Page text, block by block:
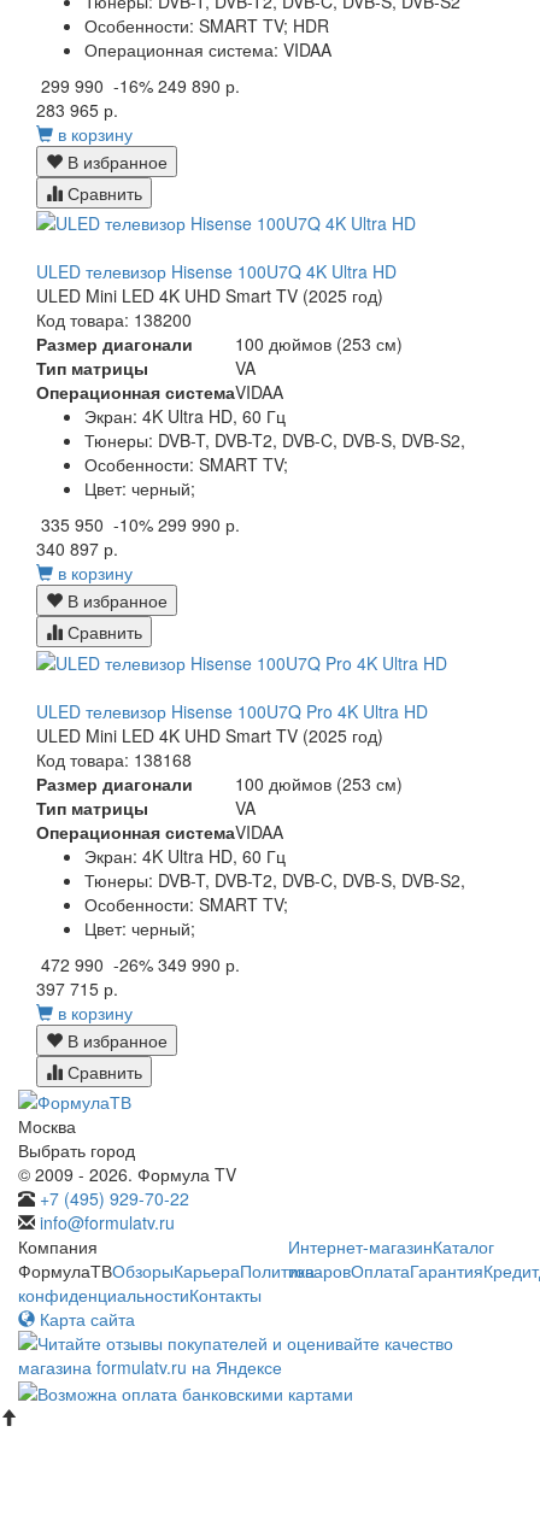
Особенности: SMART TV; HDR
Операционная система: VIDAA
299 990 -16% 249 890 р.
283 965 р.
в корзину
В избранное
Сравнить
ULED телевизор Hisense 100U7Q 4K Ultra HD
ULED Mini LED 4K UHD Smart TV (2025 год)
Код товара: 138200
Размер диагонали
100 дюймов (253 см)
Тип матрицы
VA
Операционная системаVIDAA
Экран: 4K Ultra HD, 60 Гц
Тюнеры: DVB-T, DVB-T2, DVB-C, DVB-S, DVB-S2,
Особенности: SMART TV;
Цвет: черный;
335 950 -10% 299 990 р.
340 897 р.
в корзину
В избранное
Сравнить
ULED телевизор Hisense 100U7Q Pro 4K Ultra HD
ULED Mini LED 4K UHD Smart TV (2025 год)
Код товара: 138168
Размер диагонали
100 дюймов (253 см)
Тип матрицы
VA
Операционная системаVIDAA
Экран: 4K Ultra HD, 60 Гц
Тюнеры: DVB-T, DVB-T2, DVB-C, DVB-S, DVB-S2,
Особенности: SMART TV;
Цвет: черный;
472 990 -26% 349 990 р.
397 715 р.
в корзину
В избранное
Сравнить
Москва
Выбрать город
© 2009 - 2026. Формула TV
+7 (495) 929-70-22
info@formulatv.ru
Компания
ФормулаТВОбзорыКарьераПолитика
конфиденциальностиКонтакты
Интернет-магазинКаталог
товаровОплатаГарантияКредит
Карта сайта